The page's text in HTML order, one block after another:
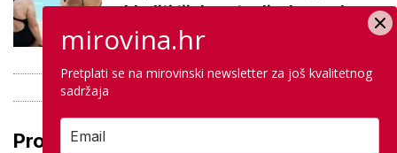
ohladiti tijekom toplinskog vala
Pročitaj još
mirovina.hr
Pretplati se na mirovinski newsletter za još kvalitetnog
sadržaja